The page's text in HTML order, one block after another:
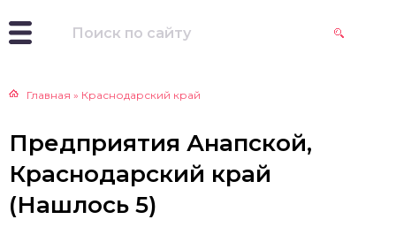
Главная » Краснодарский край
Предприятия Анапской,
Краснодарский край
(Нашлось 5)